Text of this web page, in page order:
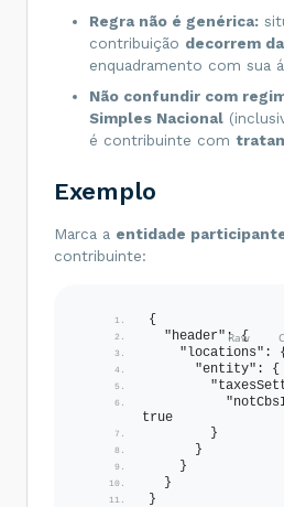
Regra não é genérica:
contribuição decorrem
enquadramento com sua
Não confundir com
Simples Nacional
é contribuinte com
Exemplo
Marca a entidade
contribuinte:
{
  "header": {
"locations":
      "entity": {
true
        }
      }
    }
  }
}